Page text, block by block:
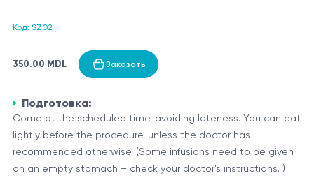
Код: SZ02
350.00 MDL Заказать
Подготовка:
Come at the scheduled time, avoiding lateness. You can eat
lightly before the procedure, unless the doctor has
recommended otherwise. (Some infusions need to be given
on an empty stomach – check your doctor's instructions. )